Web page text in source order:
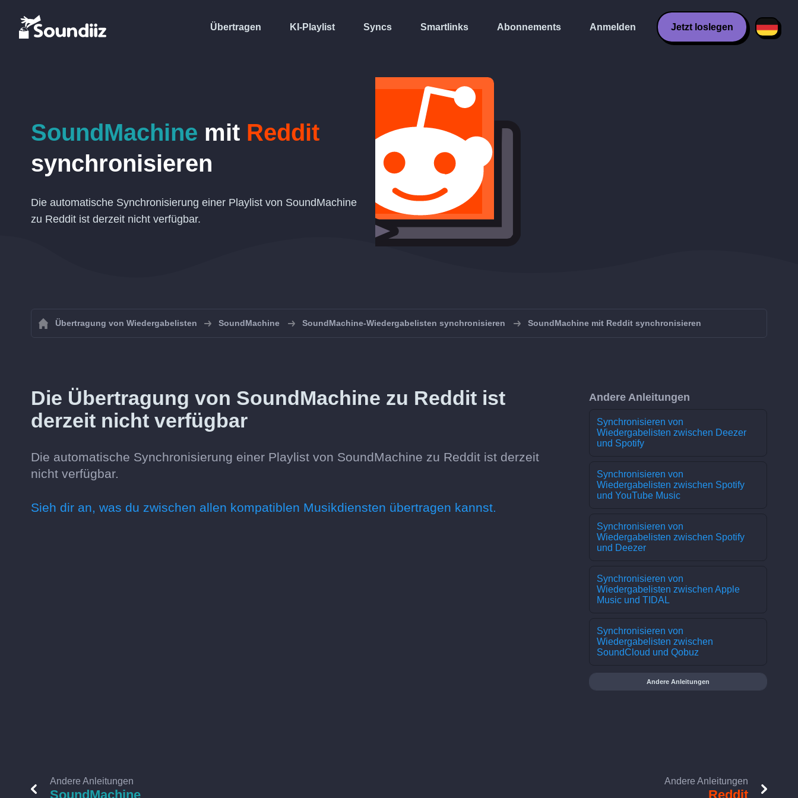
Übertragen KI-Playlist Syncs Smartlinks Abonnements Anmelden Jetzt loslegen
SoundMachine mit Reddit
synchronisieren
Die automatische Synchronisierung einer Playlist von SoundMachine
zu Reddit ist derzeit nicht verfügbar.
Übertragung von Wiedergabelisten SoundMachine SoundMachine-Wiedergabelisten synchronisieren SoundMachine mit Reddit synchronisieren
Die Übertragung von SoundMachine zu Reddit ist
derzeit nicht verfügbar
Die automatische Synchronisierung einer Playlist von SoundMachine zu Reddit ist derzeit
nicht verfügbar.
Sieh dir an, was du zwischen allen kompatiblen Musikdiensten übertragen kannst.
Andere Anleitungen
Synchronisieren von
Wiedergabelisten zwischen Deezer
und Spotify
Synchronisieren von
Wiedergabelisten zwischen Spotify
und YouTube Music
Synchronisieren von
Wiedergabelisten zwischen Spotify
und Deezer
Synchronisieren von
Wiedergabelisten zwischen Apple
Music und TIDAL
Synchronisieren von
Wiedergabelisten zwischen
SoundCloud und Qobuz
Andere Anleitungen
Andere Anleitungen
SoundMachine
Andere Anleitungen
Reddit